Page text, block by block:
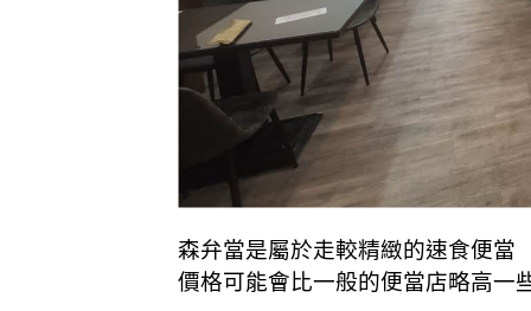
森弁當是屬於走較精緻的速食便當
價格可能會比一般的便當店略高一